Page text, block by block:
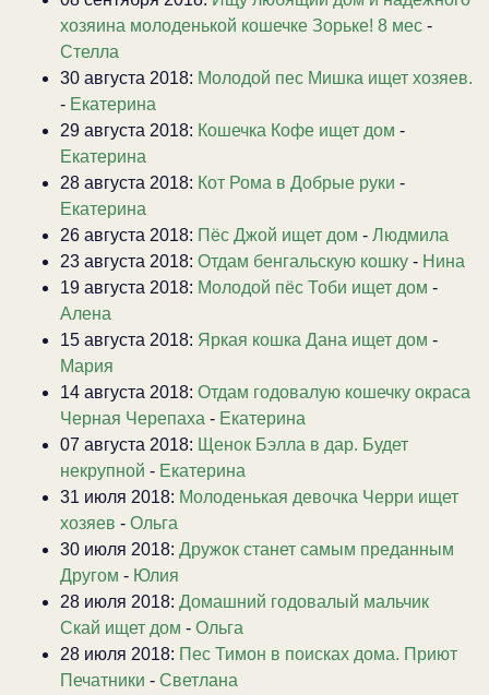
хозяина молоденькой кошечке Зорьке! 8 мес -
Стелла
30 августа 2018: Молодой пес Мишка ищет хозяев.
- Екатерина
29 августа 2018: Кошечка Кофе ищет дом -
Екатерина
28 августа 2018: Кот Рома в Добрые руки -
Екатерина
26 августа 2018: Пёс Джой ищет дом - Людмила
23 августа 2018: Отдам бенгальскую кошку - Нина
19 августа 2018: Молодой пёс Тоби ищет дом -
Алена
15 августа 2018: Яркая кошка Дана ищет дом -
Мария
14 августа 2018: Отдам годовалую кошечку окраса
Черная Черепаха - Екатерина
07 августа 2018: Щенок Бэлла в дар. Будет
некрупной - Екатерина
31 июля 2018: Молоденькая девочка Черри ищет
хозяев - Ольга
30 июля 2018: Дружок станет самым преданным
Другом - Юлия
28 июля 2018: Домашний годовалый мальчик
Скай ищет дом - Ольга
28 июля 2018: Пес Тимон в поисках дома. Приют
Печатники - Светлана